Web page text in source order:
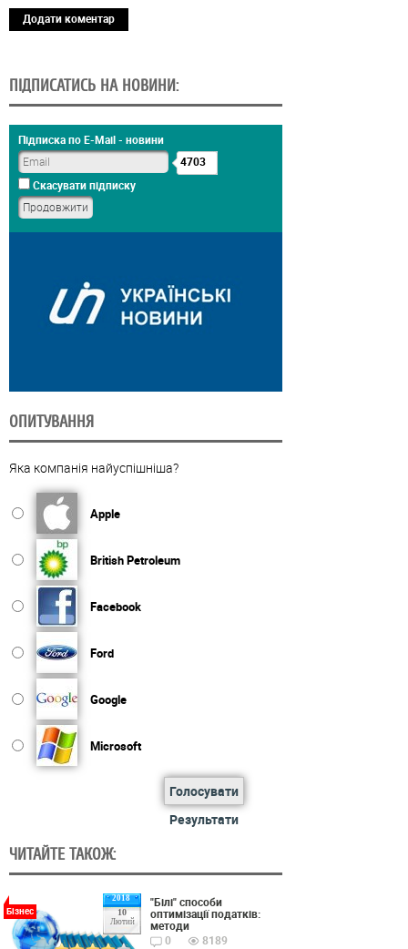
Додати коментар
ПІДПИСАТИСЬ НА НОВИНИ:
Підписка по E-Mail - новини
4703
Скасувати підписку
ОПИТУВАННЯ
Яка компанія найуспішніша?
Apple
British Petroleum
Facebook
Ford
Google
Microsoft
Голосувати
Результати
ЧИТАЙТЕ ТАКОЖ:
2018
10
Лютий
Бізнес
"Білі" способи
оптимізації податків:
методи
0
8189